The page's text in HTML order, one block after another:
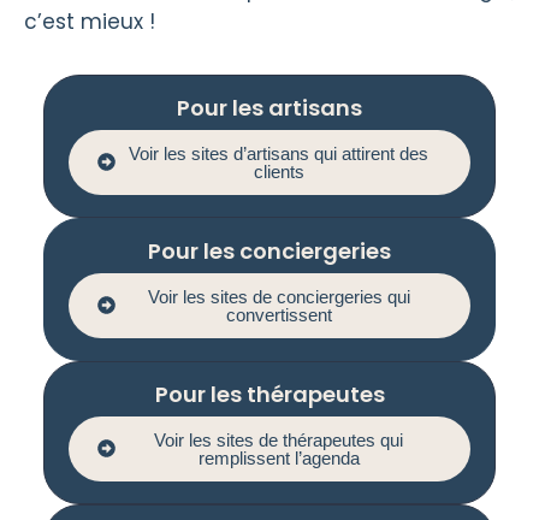
c’est mieux !
Pour les artisans
Voir les sites d’artisans qui attirent des
clients
Pour les conciergeries
Voir les sites de conciergeries qui
convertissent
Pour les thérapeutes
Voir les sites de thérapeutes qui
remplissent l’agenda